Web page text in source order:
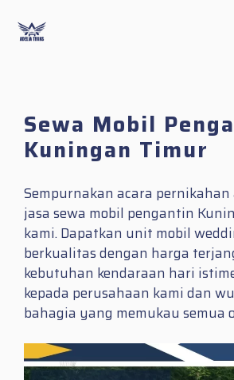
content
Sewa Mobil
Kuningan Timur
Sempurnakan acara pernikahan
jasa sewa mobil pengantin
kami. Dapatkan unit mobil
berkualitas dengan harga
kebutuhan kendaraan hari
kepada perusahaan kami dan
bahagia yang memukau semua